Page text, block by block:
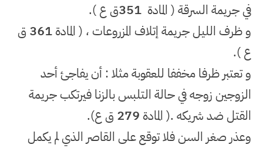
في جريمة السرقة ( المادة 351ق ع)
.
و ظرف الليل جريمة إتلاف المزروعات ، ( المادة361 ق
ع)
.
و تعتبر ظرفا مخففا للعقوبة مثلا : أن يفاجئ أحد
الزوجين زوجه في حالة التلبس بالزنا فيرتكب جريمة
القتل ضد شريكه .( المادة 279 ق ع).
وعذر صغر السن فلا توقع على القاصر الذي لم يكمل